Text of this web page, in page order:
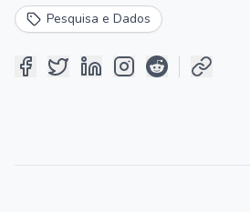
Pesquisa e Dados